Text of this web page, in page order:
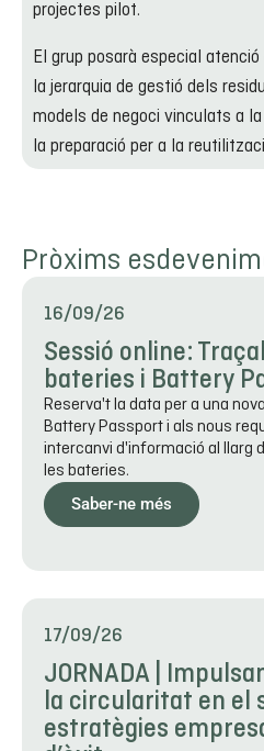
projectes pilot.
El grup posarà especial
la jerarquia de gestió dels
models de negoci vinculats a
la preparació per a la
Pròxims
16/09/26
Sessió online:
bateries i Battery
Reserva't la data per a una
Battery Passport i als nous
intercanvi d'informació al llarg
les bateries.
Saber-ne més
17/09/26
JORNADA |
la circularitat en el
estratègies